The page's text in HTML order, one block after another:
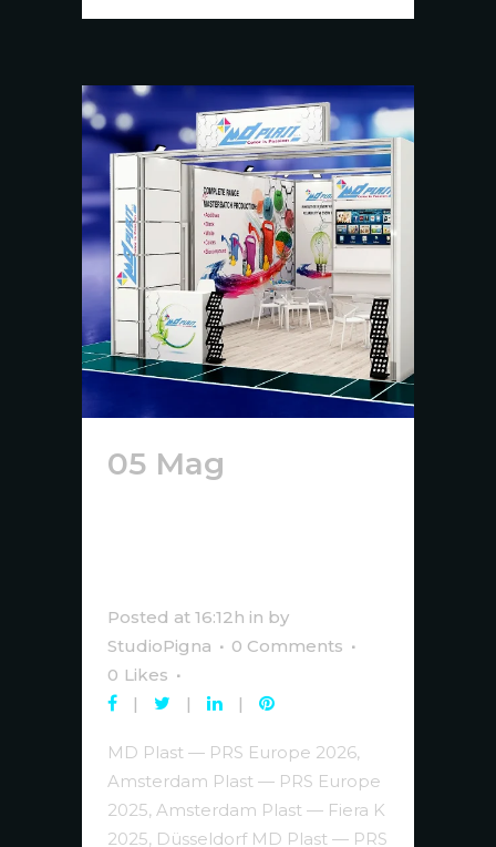
05 Mag
Posted at 16:12h in by
StudioPigna
0 Comments
0 Likes
MD Plast — PRS Europe 2026,
Amsterdam Plast — PRS Europe
2025, Amsterdam Plast — Fiera K
2025, Düsseldorf MD Plast — PRS